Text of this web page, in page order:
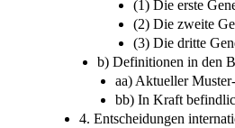
(1) Die erste
(2) Die zweite
(3) Die dritte
b) Definitionen in den
aa) Aktueller
bb) In Kraft
4. Entscheidungen